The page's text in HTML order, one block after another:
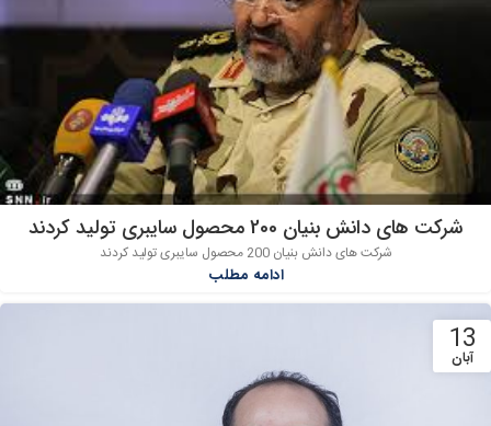
شرکت های دانش بنیان 200 محصول سایبری تولید کردند
شرکت های دانش بنیان 200 محصول سایبری تولید کردند
ادامه مطلب
13
آبان